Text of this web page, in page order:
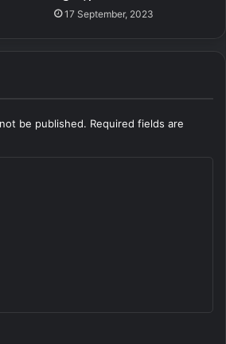
17 September, 2023
be published. Required fields are